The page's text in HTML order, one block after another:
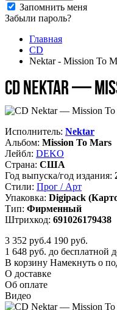
Запомнить меня
Забыли пароль?
Главная
CD
Nektar - Mission To
CD Nektar —
Исполнитель: Nektar
Альбом: Mission To Mars
Лейбл: DEKO
Страна: США
Год выпуска/год издания:
Стили: Прог / Арт
Упаковка: Digipack
Тип: Фирменный
Штрихкод: 691026179438
3 352 руб.4 190 руб.
1 648 руб. до бесплатной
В корзину Намекнуть о
О доставке
Об оплате
Видео